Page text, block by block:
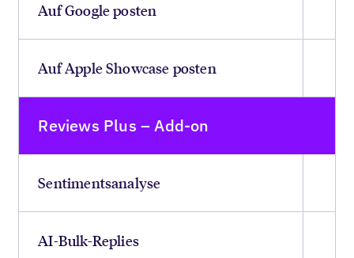
Auf Google posten
Auf Apple Showcase posten
Reviews Plus – Add-on
Sentimentsanalyse
AI-Bulk-Replies